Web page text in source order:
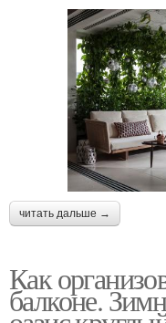
читать дальше →
Как
балконе.